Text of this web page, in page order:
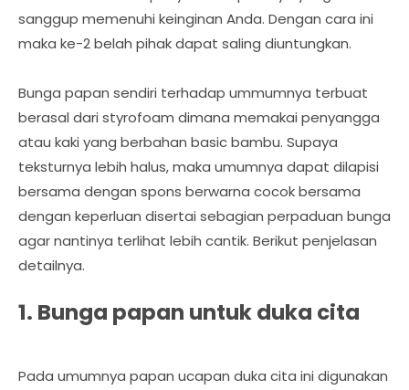
sanggup memenuhi keinginan Anda. Dengan cara ini
maka ke-2 belah pihak dapat saling diuntungkan.
Bunga papan sendiri terhadap ummumnya terbuat
berasal dari styrofoam dimana memakai penyangga
atau kaki yang berbahan basic bambu. Supaya
teksturnya lebih halus, maka umumnya dapat dilapisi
bersama dengan spons berwarna cocok bersama
dengan keperluan disertai sebagian perpaduan bunga
agar nantinya terlihat lebih cantik. Berikut penjelasan
detailnya.
1. Bunga papan untuk duka cita
Pada umumnya papan ucapan duka cita ini digunakan